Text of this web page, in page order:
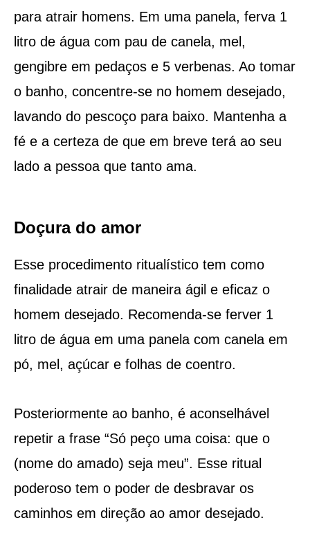
para atrair homens. Em uma panela, ferva 1
litro de água com pau de canela, mel,
gengibre em pedaços e 5 verbenas. Ao tomar
o banho, concentre-se no homem desejado,
lavando do pescoço para baixo. Mantenha a
fé e a certeza de que em breve terá ao seu
lado a pessoa que tanto ama.
Doçura do amor
Esse procedimento ritualístico tem como
finalidade atrair de maneira ágil e eficaz o
homem desejado. Recomenda-se ferver 1
litro de água em uma panela com canela em
pó, mel, açúcar e folhas de coentro.
Posteriormente ao banho, é aconselhável
repetir a frase “Só peço uma coisa: que o
(nome do amado) seja meu”. Esse ritual
poderoso tem o poder de desbravar os
caminhos em direção ao amor desejado.